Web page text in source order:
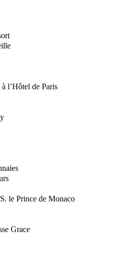
l’Hôtel de Paris
le Prince de Monaco
Grace